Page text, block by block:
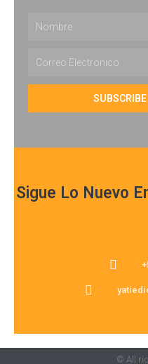
Nombre
Email
SUBSCRIBE
Sigue Lo Nuevo
© All